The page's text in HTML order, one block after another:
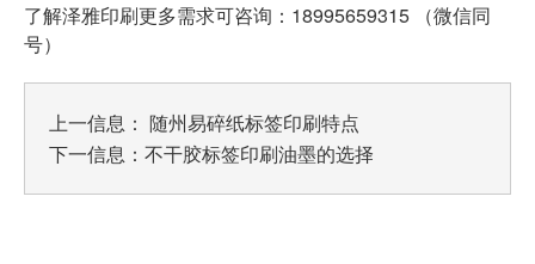
了解泽雅印刷更多需求可咨询：18995659315 （微信同
号）
上一信息： 随州易碎纸标签印刷特点
下一信息： 不干胶标签印刷油墨的选择